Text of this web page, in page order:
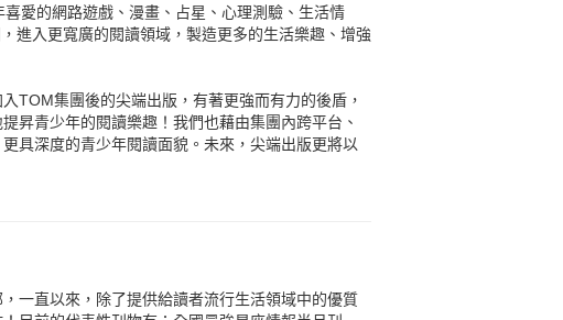
愛的網路遊戲、漫畫、占星、心理測驗、生活情
進入更寬廣的閱讀領域，製造更多的生活樂趣、增強
TOM集團後的尖端出版，有著更強而有力的後盾，
昇青少年的閱讀樂趣！我們也藉由集團內跨平台、
具深度的青少年閱讀面貌。未來，尖端出版更將以
一直以來，除了提供給讀者流行生活領域中的優質